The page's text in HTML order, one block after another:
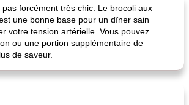
pas forcément très chic. Le brocoli aux
une bonne base pour un dîner sain
votre tension artérielle. Vous pouvez
ou une portion supplémentaire de
de saveur.